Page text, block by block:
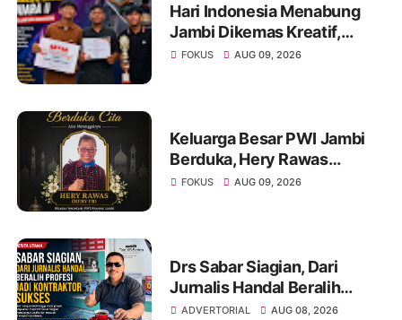
Hari Indonesia Menabung
Jambi Dikemas Kreatif,
Spontaneus Band Raih Juara
FOKUS AUG 09, 2026
Keluarga Besar PWI Jambi
Berduka, Hery Rawas
Mantan Sekretaris PWI
FOKUS AUG 09, 2026
Drs Sabar Siagian, Dari
Jurnalis Handal Beralih
Profesi Jadi Kontraktor
ADVERTORIAL AUG 08, 2026